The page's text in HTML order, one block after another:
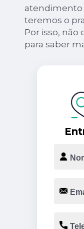
atendimento
teremos o
Por isso,
para saber